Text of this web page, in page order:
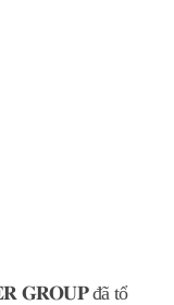
𝐆𝐑𝐎𝐔𝐏 đã tổ